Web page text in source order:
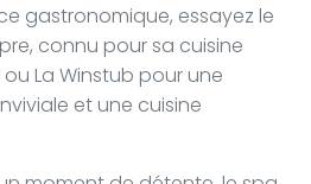
gastronomique, essayez le
connu pour sa cuisine
La Winstub pour une
et une cuisine